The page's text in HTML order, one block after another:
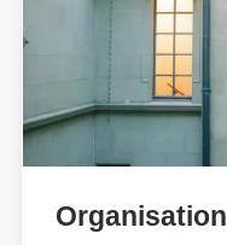
Organisation